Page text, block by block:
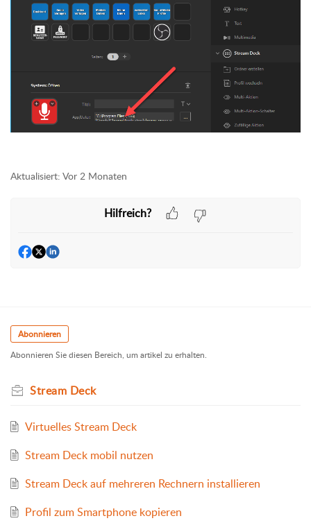
Aktualisiert: Vor 2 Monaten
Hilfreich?
Abonnieren
Abonnieren Sie diesen Bereich, um artikel zu erhalten.
Stream Deck
Virtuelles Stream Deck
Stream Deck mobil nutzen
Stream Deck auf mehreren Rechnern installieren
Profil zum Smartphone kopieren